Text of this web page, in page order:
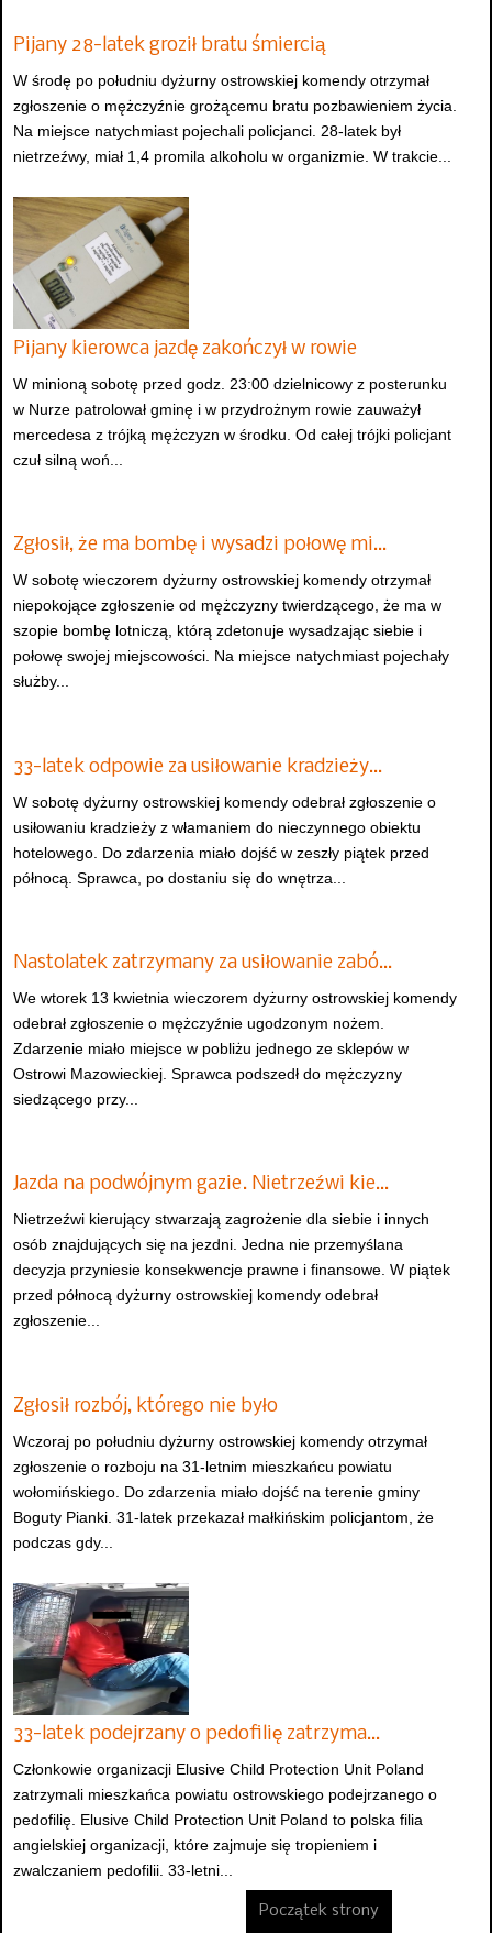
Pijany 28-latek groził bratu śmiercią
W środę po południu dyżurny ostrowskiej komendy otrzymał
zgłoszenie o mężczyźnie grożącemu bratu pozbawieniem życia.
Na miejsce natychmiast pojechali policjanci. 28-latek był
nietrzeźwy, miał 1,4 promila alkoholu w organizmie. W trakcie...
Pijany kierowca jazdę zakończył w rowie
W minioną sobotę przed godz. 23:00 dzielnicowy z posterunku
w Nurze patrolował gminę i w przydrożnym rowie zauważył
mercedesa z trójką mężczyzn w środku. Od całej trójki policjant
czuł silną woń...
Zgłosił, że ma bombę i wysadzi połowę mi…
W sobotę wieczorem dyżurny ostrowskiej komendy otrzymał
niepokojące zgłoszenie od mężczyzny twierdzącego, że ma w
szopie bombę lotniczą, którą zdetonuje wysadzając siebie i
połowę swojej miejscowości. Na miejsce natychmiast pojechały
służby...
33-latek odpowie za usiłowanie kradzieży…
W sobotę dyżurny ostrowskiej komendy odebrał zgłoszenie o
usiłowaniu kradzieży z włamaniem do nieczynnego obiektu
hotelowego. Do zdarzenia miało dojść w zeszły piątek przed
północą. Sprawca, po dostaniu się do wnętrza...
Nastolatek zatrzymany za usiłowanie zabó…
We wtorek 13 kwietnia wieczorem dyżurny ostrowskiej komendy
odebrał zgłoszenie o mężczyźnie ugodzonym nożem.
Zdarzenie miało miejsce w pobliżu jednego ze sklepów w
Ostrowi Mazowieckiej. Sprawca podszedł do mężczyzny
siedzącego przy...
Jazda na podwójnym gazie. Nietrzeźwi kie…
Nietrzeźwi kierujący stwarzają zagrożenie dla siebie i innych
osób znajdujących się na jezdni. Jedna nie przemyślana
decyzja przyniesie konsekwencje prawne i finansowe. W piątek
przed północą dyżurny ostrowskiej komendy odebrał
zgłoszenie...
Zgłosił rozbój, którego nie było
Wczoraj po południu dyżurny ostrowskiej komendy otrzymał
zgłoszenie o rozboju na 31-letnim mieszkańcu powiatu
wołomińskiego. Do zdarzenia miało dojść na terenie gminy
Boguty Pianki. 31-latek przekazał małkińskim policjantom, że
podczas gdy...
33-latek podejrzany o pedofilię zatrzyma…
Członkowie organizacji Elusive Child Protection Unit Poland
zatrzymali mieszkańca powiatu ostrowskiego podejrzanego o
pedofilię. Elusive Child Protection Unit Poland to polska filia
angielskiej organizacji, które zajmuje się tropieniem i
zwalczaniem pedofilii. 33-letni...
Początek strony